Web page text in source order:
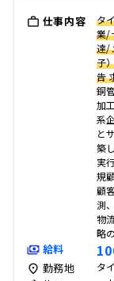
仕事内容
タ
業/
達/
子
告
銅
加
系
と
築
実
規
顧
測
物
略
給料
勤務地 タ